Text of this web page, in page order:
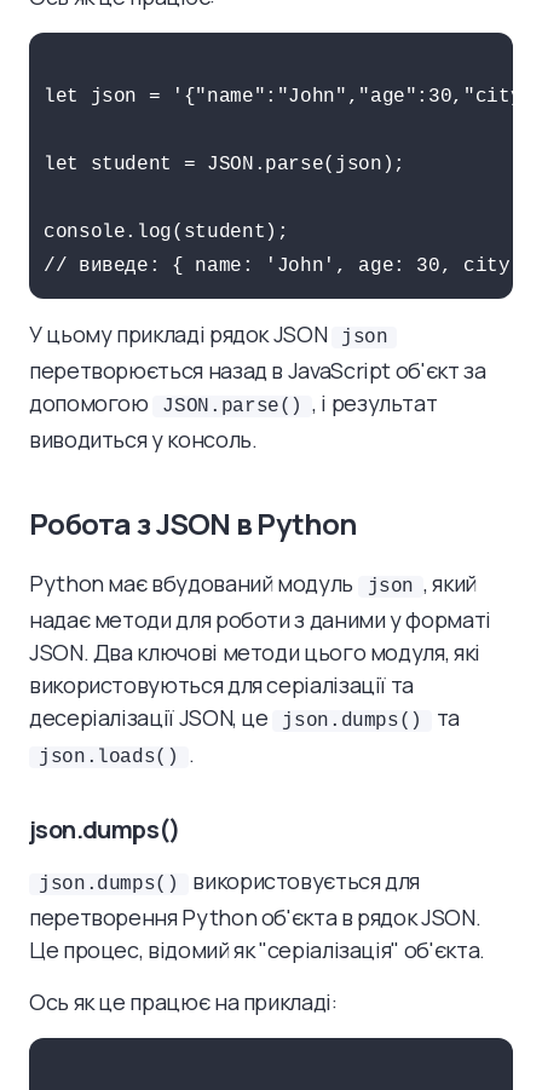
let json =
let student = JSON.parse(json);
console.log(student);
У цьому прикладі рядок JSON json
перетворюється назад в JavaScript об'єкт за
допомогою
JSON.parse()
, і результат
виводиться у консоль.
Робота з JSON в Python
Python має вбудований модуль json , який
надає методи для роботи з даними у форматі
JSON. Два ключові методи цього модуля, які
використовуються для серіалізації та
десеріалізації JSON, це
json.dumps() та
json.loads() .
json.dumps()
json.dumps()
використовується для
перетворення Python об'єкта в рядок JSON.
Це процес, відомий як "серіалізація" об'єкта.
Ось як це працює на прикладі: